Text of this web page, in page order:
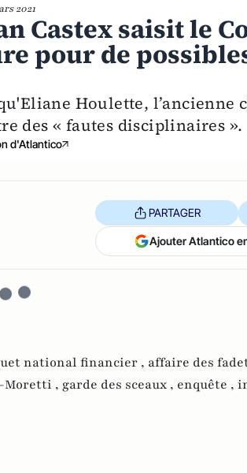
2021
Castex saisit le
pour de
Houlette, l’ancienne
des « fautes disciplinaires ».
d'Atlantico
PARTAGER
Ajouter Atlantico
national financier , affaire des
Moretti , garde des sceaux , enquête ,